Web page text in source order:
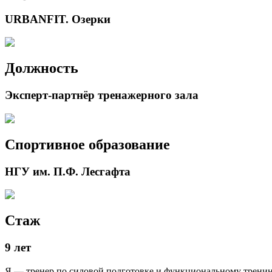
URBANFIT. Озерки
Должность
Эксперт-партнёр тренажерного зала
Спортивное образование
НГУ им. П.Ф. Лесгафта
Стаж
9 лет